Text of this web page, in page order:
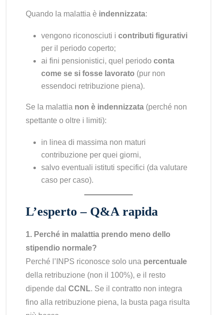
Quando la malattia è indennizzata:
vengono riconosciuti i contributi figurativi
per il periodo coperto;
ai fini pensionistici, quel periodo conta
come se si fosse lavorato (pur non
essendoci retribuzione piena).
Se la malattia non è indennizzata (perché non
spettante o oltre i limiti):
in linea di massima non maturi
contribuzione per quei giorni,
salvo eventuali istituti specifici (da valutare
caso per caso).
L’esperto – Q&A rapida
1. Perché in malattia prendo meno dello
stipendio normale?
Perché l’INPS riconosce solo una percentuale
della retribuzione (non il 100%), e il resto
dipende dal CCNL. Se il contratto non integra
fino alla retribuzione piena, la busta paga risulta